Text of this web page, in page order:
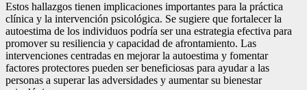
Estos hallazgos tienen implicaciones importantes para la práctica
clínica y la intervención psicológica. Se sugiere que fortalecer la
autoestima de los individuos podría ser una estrategia efectiva para
promover su resiliencia y capacidad de afrontamiento. Las
intervenciones centradas en mejorar la autoestima y fomentar
factores protectores pueden ser beneficiosas para ayudar a las
personas a superar las adversidades y aumentar su bienestar